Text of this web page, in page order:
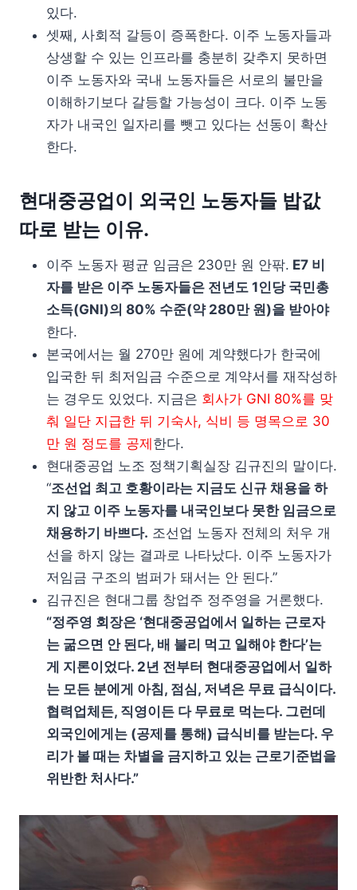
있다.
셋째, 사회적 갈등이 증폭한다. 이주 노동자들과
상생할 수 있는 인프라를 충분히 갖추지 못하면
이주 노동자와 국내 노동자들은 서로의 불만을
이해하기보다 갈등할 가능성이 크다. 이주 노동
자가 내국인 일자리를 뺏고 있다는 선동이 확산
한다.
현대중공업이 외국인 노동자들 밥값
따로 받는 이유.
이주 노동자 평균 임금은 230만 원 안팎. E7 비
자를 받은 이주 노동자들은 전년도 1인당 국민총
소득(GNI)의 80% 수준(약 280만 원)을 받아야
한다.
본국에서는 월 270만 원에 계약했다가 한국에
입국한 뒤 최저임금 수준으로 계약서를 재작성하
는 경우도 있었다. 지금은 회사가 GNI 80%를 맞
춰 일단 지급한 뒤 기숙사, 식비 등 명목으로 30
만 원 정도를 공제 한다.
현대중공업 노조 정책기획실장 김규진의 말이다.
“조선업 최고 호황이라는 지금도 신규 채용을 하
지 않고 이주 노동자를 내국인보다 못한 임금으로
채용하기 바쁘다. 조선업 노동자 전체의 처우 개
선을 하지 않는 결과로 나타났다. 이주 노동자가
저임금 구조의 범퍼가 돼서는 안 된다.”
김규진은 현대그룹 창업주 정주영을 거론했다.
“정주영 회장은 ‘현대중공업에서 일하는 근로자
는 굶으면 안 된다, 배 불리 먹고 일해야 한다’는
게 지론이었다. 2년 전부터 현대중공업에서 일하
는 모든 분에게 아침, 점심, 저녁은 무료 급식이다.
협력업체든, 직영이든 다 무료로 먹는다. 그런데
외국인에게는 (공제를 통해) 급식비를 받는다. 우
리가 볼 때는 차별을 금지하고 있는 근로기준법을
위반한 처사다.”